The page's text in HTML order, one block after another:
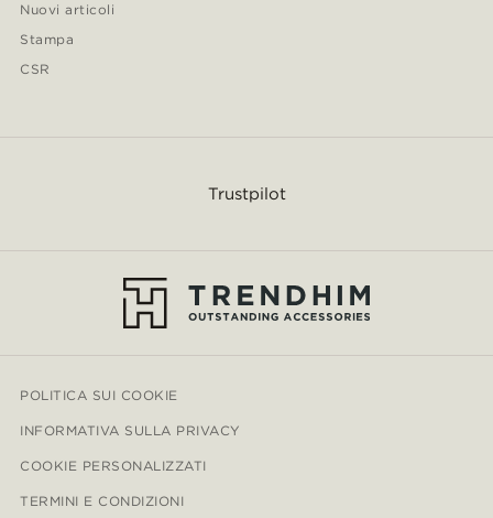
Nuovi articoli
Stampa
CSR
Trustpilot
POLITICA SUI COOKIE
INFORMATIVA SULLA PRIVACY
COOKIE PERSONALIZZATI
TERMINI E CONDIZIONI